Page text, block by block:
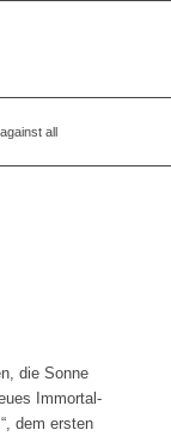
all
die Sonne
Immortal-
dem ersten